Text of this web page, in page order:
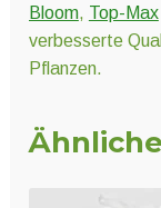
Bloom, Top-Max
verbesserte
Pflanzen.